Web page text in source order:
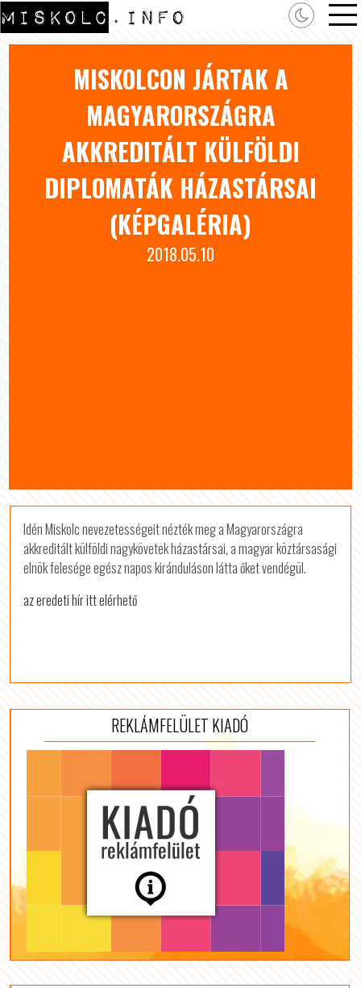
MISKOLCON JÁRTAK A
MAGYARORSZÁGRA
AKKREDITÁLT KÜLFÖLDI
DIPLOMATÁK HÁZASTÁRSAI
(KÉPGALÉRIA)
2018.05.10
Idén Miskolc nevezetességeit nézték meg a Magyarországra
akkreditált külföldi nagykövetek házastársai, a magyar köztársasági
elnök felesége egész napos kiránduláson látta őket vendégül.
az eredeti hír itt elérhető
REKLÁMFELÜLET KIADÓ